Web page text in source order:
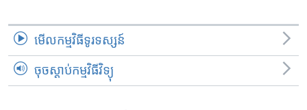
មើល​កម្មវិធី​ទូរទស្សន៍
ចុចស្តាប់កម្មវិធីវិទ្យុ